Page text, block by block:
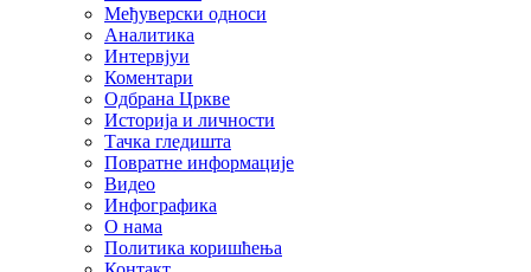
Међуверски односи
Аналитика
Интервјуи
Коментари
Одбрана Цркве
Историја и личности
Тачка гледишта
Повратне информације
Видео
Инфографика
О нама
Политика коришћења